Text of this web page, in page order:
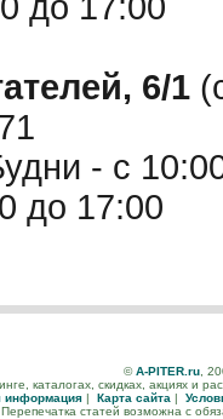
6/1
- с
до 17:00
©A-PITER.ru,
каталогах, скидках, акциях и
информация | Карта сайта |
Перепечатка статей возможна с